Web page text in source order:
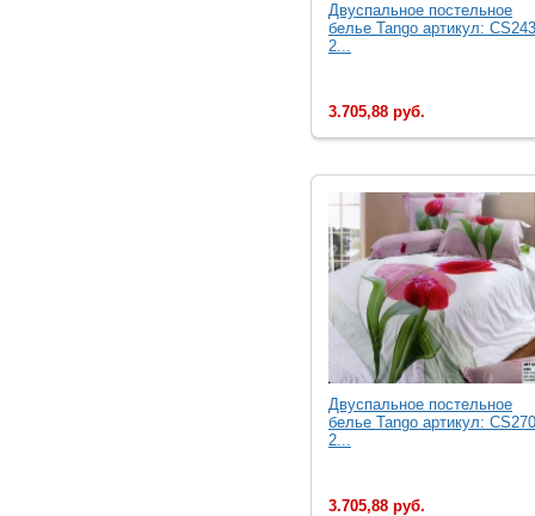
Двуcпальное постельное
белье Tango артикул:
2...
3.705,88 руб.
Двуcпальное постельное
белье Tango артикул:
2...
3.705,88 руб.